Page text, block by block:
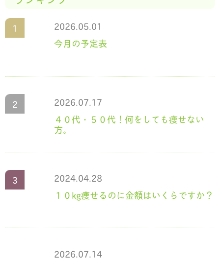
2026.05.01
今月の予定表
2026.07.17
４０代・５０代！何をしても痩せない
方。
2024.04.28
１０kg痩せるのに金額はいくらですか？
2026.07.14